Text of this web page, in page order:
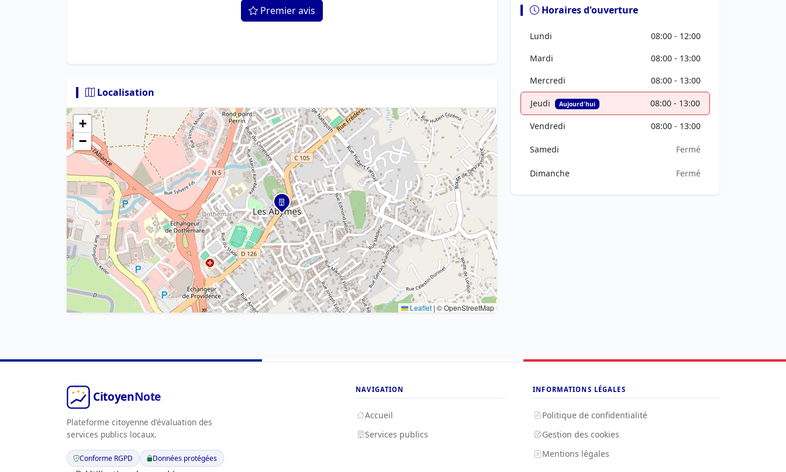
Premier avis
Localisation
+
−
Leaflet | © OpenStreetMap
Horaires d'ouverture
Lundi
08:00 - 12:00
Mardi
08:00 - 13:00
Mercredi
08:00 - 13:00
Jeudi Aujourd'hui 08:00 - 13:00
Vendredi 08:00 - 13:00
Samedi Fermé
Dimanche Fermé
Plateforme citoyenne d'évaluation des
services publics locaux.
Conforme RGPD Données protégées
NAVIGATION
Accueil
Services publics
INFORMATIONS LÉGALES
Politique de confidentialité
Gestion des cookies
Mentions légales